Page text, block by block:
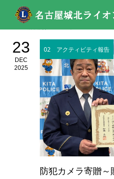
23
DEC
2025
02 アクティビティ報告
防犯カメラ寄贈～